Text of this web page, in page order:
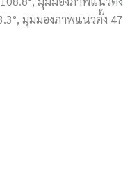
มุมมองภาพแนวตั้ง